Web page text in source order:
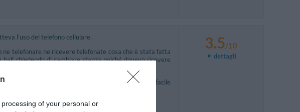
of your personal or
l'uso del telefono cellulare.
ne telefonare ne ricevere telefonate cosa che è stata fatta
chiedendo di cambiare stanza poiché dovevo ricevere
e che se volevo potevo cambiare albergo cosa non facile
pulita .
3.5/10
dettagli